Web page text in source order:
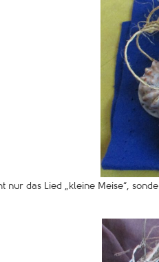
nur das Lied „kleine Meise“,